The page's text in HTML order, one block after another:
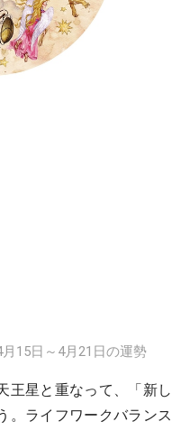
月15日～4月21日の運勢
王星と重なって、「新し
。ライフワークバランス